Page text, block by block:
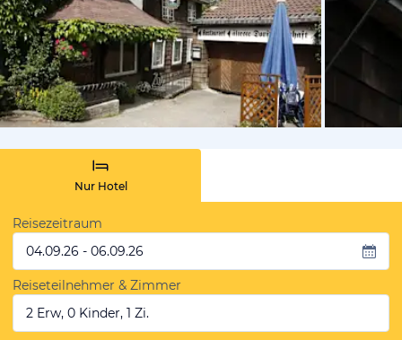
von
Nur Hotel
Reisezeitraum
04.09.26 - 06.09.26
Reiseteilnehmer & Zimmer
2 Erw, 0 Kinder, 1 Zi.